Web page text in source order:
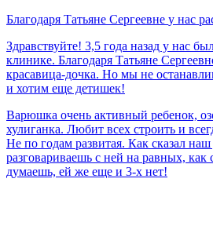
Благодаря Татьяне Сергеевне у нас
Здравствуйте! 3,5 года назад у нас
клинике. Благодаря Татьяне
красавица-дочка. Но мы не
и хотим еще детишек!
Варюшка очень активный ребенок,
хулиганка. Любит всех строить и
Не по годам развитая. Как сказал
разговариваешь с ней на равных, как
думаешь, ей же еще и 3-х нет!